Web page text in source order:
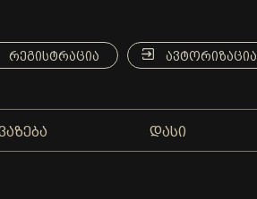
ᲠᲔᲒᲘᲡᲢᲠᲐᲪᲘᲐ ᲐᲕᲢᲝᲠᲘᲖᲐᲪᲘᲐ
ᲓᲐᲡᲘ